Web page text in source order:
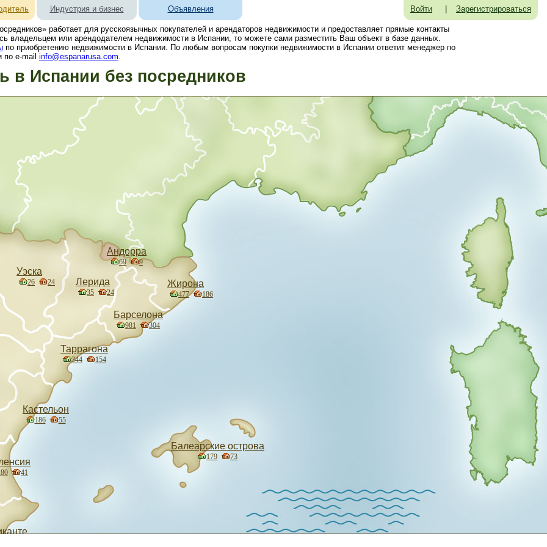
Индустрия и бизнес Объявления Войти Зарегистрироваться
работает для русскоязычных покупателей и арендаторов недвижимости и предоставляет прямые контакты
владельцем или арендодателем недвижимости в Испании, то можете сами разместить Ваш объект в базе данных.
по приобретению недвижимости в Испании. По любым вопросам покупки недвижимости в Испании ответит менеджер по
e-mail info@espanarusa.com.
в Испании без посредников
Андорра
69 9
Балеарские острова
179 73
Барселона
981 304
41
Жирона
477 186
Кастельон
186 55
Лерида
35 24
Таррагона
344 154
Уэска
26 24